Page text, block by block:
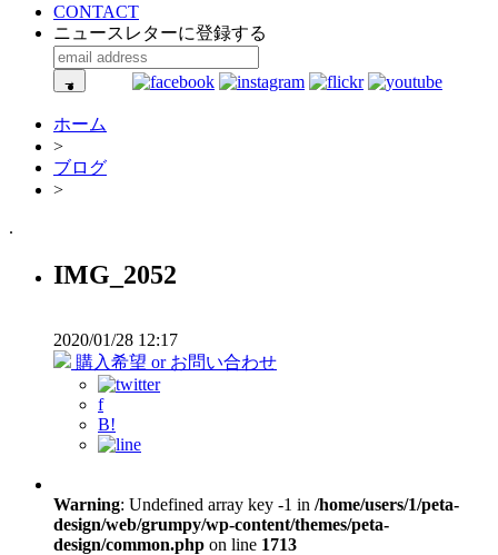
CONTACT
ニュースレターに登録する
ホーム
>
ブログ
>
.
IMG_2052
2020/01/28 12:17
購入希望 or お問い合わせ
f
B!
Warning: Undefined array key -1 in /home/users/1/peta-
design/web/grumpy/wp-content/themes/peta-
design/common.php on line 1713